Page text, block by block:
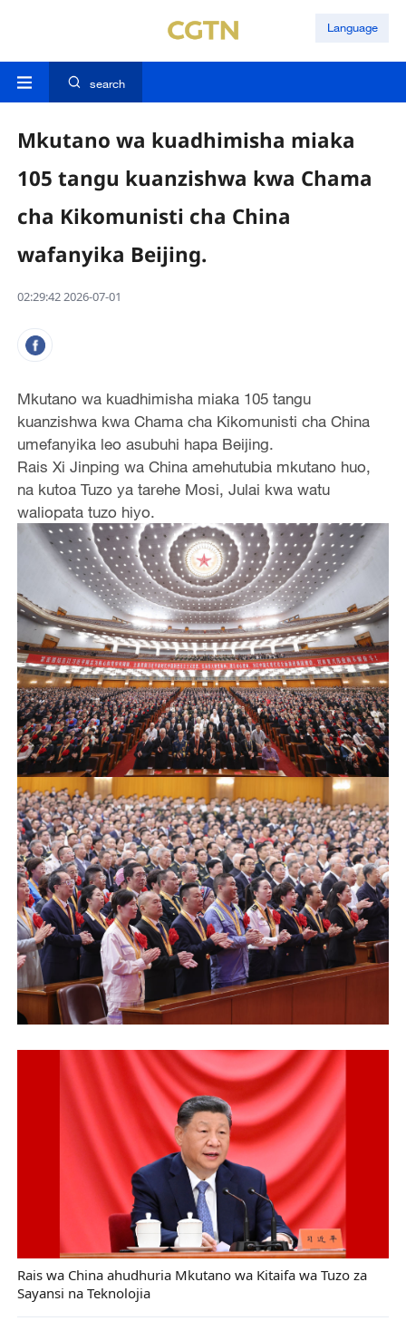
Language
search
Mkutano wa kuadhimisha miaka
105 tangu kuanzishwa kwa Chama
cha Kikomunisti cha China
wafanyika Beijing.
02:29:42 2026-07-01
Mkutano wa kuadhimisha miaka 105 tangu
kuanzishwa kwa Chama cha Kikomunisti cha China
umefanyika leo asubuhi hapa Beijing.
Rais Xi Jinping wa China amehutubia mkutano huo,
na kutoa Tuzo ya tarehe Mosi, Julai kwa watu
waliopata tuzo hiyo.
Rais wa China ahudhuria Mkutano wa Kitaifa wa Tuzo za
Sayansi na Teknolojia